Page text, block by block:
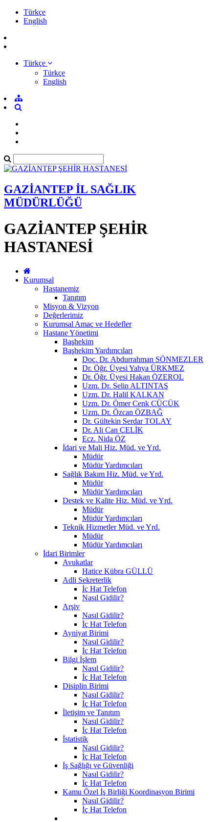
Türkçe
English
Türkçe
Türkçe
English
GAZİANTEP İL SAĞLIK
MÜDÜRLÜĞÜ
GAZİANTEP ŞEHİR
HASTANESİ
Kurumsal
Hastanemiz
Tanıtım
Misyon & Vizyon
Değerlerimiz
Kurumsal Amaç ve Hedefler
Hastane Yönetimi
Başhekim
Başhekim Yardımcıları
Doç. Dr. Abdurrahman SÖNMEZLER
Dr. Öğr. Üyesi Yahya ÜRKMEZ
Dr. Öğr. Üyesi Hakan ÖZEROL
Uzm. Dr. Selin ALTINTAŞ
Uzm. Dr. Halil KALKAN
Uzm. Dr. Ömer Cenk CÜCÜK
Uzm. Dr. Özcan ÖZBAĞ
Dr. Gültekin Serdar TOLAY
Dr. Ali Can ÇELİK
Ecz. Nida ÖZ
İdari ve Mali Hiz. Müd. ve Yrd.
Müdür
Müdür Yardımcıları
Sağlık Bakım Hiz. Müd. ve Yrd.
Müdür
Müdür Yardımcıları
Destek ve Kalite Hiz. Müd. ve Yrd.
Müdür
Müdür Yardımcıları
Teknik Hizmetler Müd. ve Yrd.
Müdür
Müdür Yardımcıları
İdari Birimler
Avukatlar
Hatice Kübra GÜLLÜ
Adli Sekreterlik
İç Hat Telefon
Nasıl Gidilir?
Arşiv
Nasıl Gidilir?
İç Hat Telefon
Ayniyat Birimi
Nasıl Gidilir?
İç Hat Telefon
Bilgi İşlem
Nasıl Gidilir?
İç Hat Telefon
Disiplin Birimi
Nasıl Gidilir?
İç Hat Telefon
İletişim ve Tanıtım
Nasıl Gidilir?
İç Hat Telefon
İstatistik
Nasıl Gidilir?
İç Hat Telefon
İş Sağlığı ve Güvenliği
Nasıl Gidilir?
İç Hat Telefon
Kamu Özel İş Birliği Koordinasyon Birimi
Nasıl Gidilir?
İç Hat Telefon